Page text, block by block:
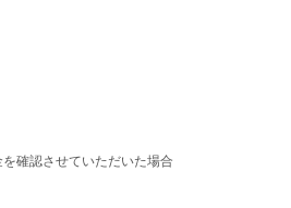
確認させていただいた場合